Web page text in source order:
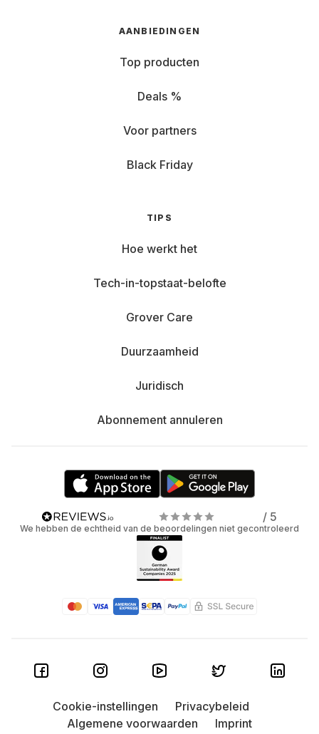
AANBIEDINGEN
Top producten
Deals %
Voor partners
Black Friday
TIPS
Hoe werkt het
Tech-in-topstaat-belofte
Grover Care
Duurzaamheid
Juridisch
Abonnement annuleren
/ 5
We hebben de echtheid van de beoordelingen niet gecontroleerd
Cookie-instellingen
Privacybeleid
Algemene voorwaarden
Imprint